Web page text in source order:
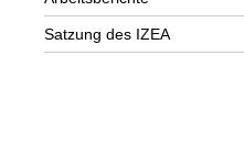
Satzung des IZEA